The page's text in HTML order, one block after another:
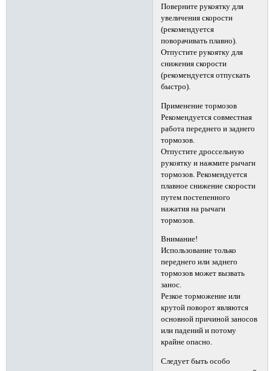
Поверните рукоятку для
увеличения скорости
(рекомендуется
поворачивать плавно).
Отпустите рукоятку для
снижения скорости
(рекомендуется отпускать
быстро).
Применение тормозов
Рекомендуется совместная
работа переднего и заднего
тормозов.
Отпустите дроссельную
рукоятку и нажмите рычаги
тормозов. Рекомендуется
плавное снижение скорости
путем постепенного
нажатия на рычаги
тормозов.
Внимание!
Использование только
переднего или заднего
тормозов может вызвать
занос.
Резкое торможение или
крутой поворот являются
основной причиной заносов
или падений и потому
крайне опасно.
Следует быть особо